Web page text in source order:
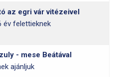
az egri vár vitézeivel
év felettieknek
- mese Beátával
ajánljuk